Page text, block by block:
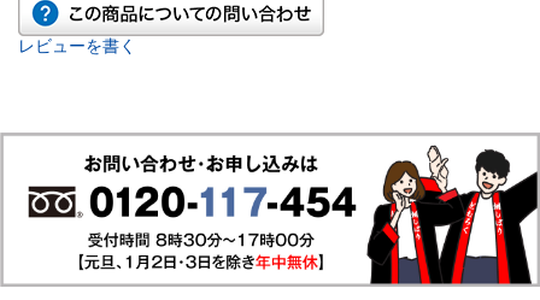
レビューを書く